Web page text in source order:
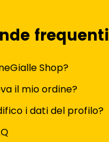
frequenti
Shop?
il mio ordine?
i dati del profilo?